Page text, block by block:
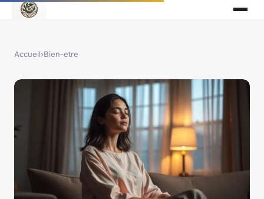
Accueil›Bien-etre